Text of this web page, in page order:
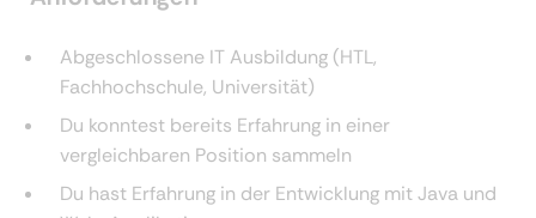
Abgeschlossene IT Ausbildung (HTL,
Fachhochschule, Universität)
Du konntest bereits Erfahrung in einer
vergleichbaren Position sammeln
Du hast Erfahrung in der Entwicklung mit Java und